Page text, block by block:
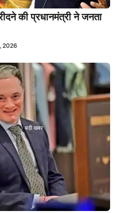
की प्रधानमंत्री ने जनता
2026